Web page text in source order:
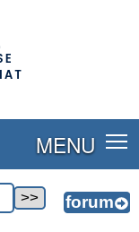
MENU